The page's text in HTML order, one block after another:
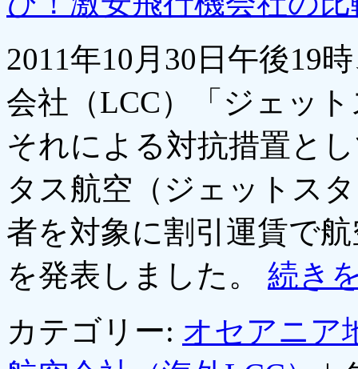
2011年10月30日午後19
会社（LCC）「ジェッ
それによる対抗措置と
タス航空（ジェットス
者を対象に割引運賃で
を発表しました。 続き
カテゴリー: オセアニア